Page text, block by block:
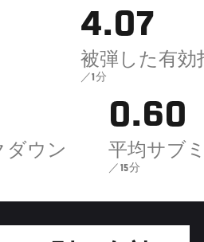
4.07
被弾した有効
／1分
ダウン
0.60
平均サブ
／15分